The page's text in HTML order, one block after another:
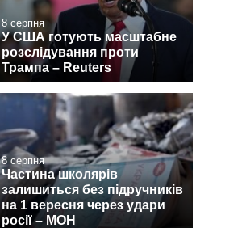
8 серпня
У США готують масштабне
розслідування проти
Трампа – Reuters
8 серпня
Частина школярів
залишиться без підручників
на 1 вересня через удари
росії – МОН